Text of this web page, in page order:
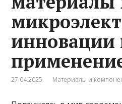
инновации
27.04.2025 Материалы и